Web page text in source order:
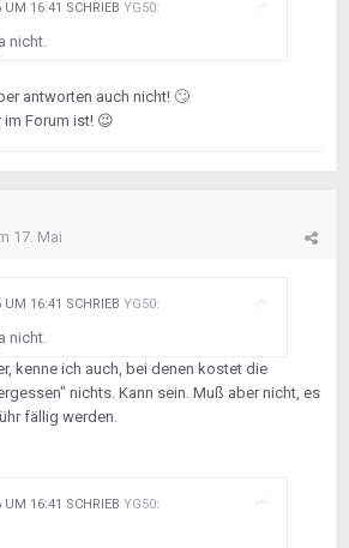
16:41 SCHRIEB YG50:
nicht.
antworten auch nicht! 🙄
im Forum ist! 😉
17. Mai
16:41 SCHRIEB YG50:
nicht.
kenne ich auch, bei denen kostet die
nichts. Kann sein. Muß aber nicht, es
fällig werden.
16:41 SCHRIEB YG50: